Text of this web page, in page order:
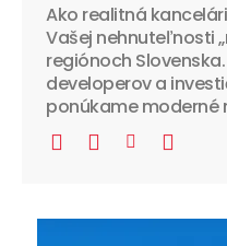
Ako realitná
Vašej nehnuteľnosti
regiónoch
developerov a
ponúkame moderné